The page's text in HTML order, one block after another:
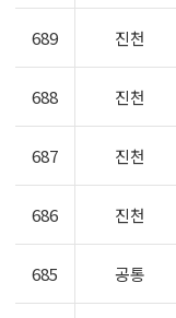
689 진천
688 진천
687 진천
686 진천
685 공통